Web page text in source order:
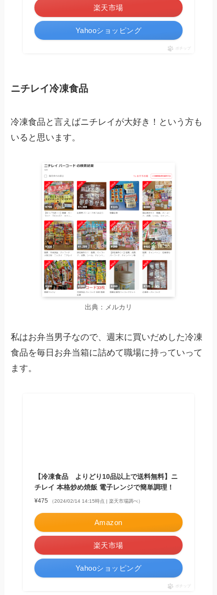
楽天市場
Yahooショッピング
ポチップ
ニチレイ冷凍食品
冷凍食品と言えばニチレイが大好き！という方も
いると思います。
出典：メルカリ
私はお弁当男子なので、週末に買いだめした冷凍
食品を毎日お弁当箱に詰めて職場に持っていって
ます。
【冷凍食品 よりどり10品以上で送料無料】ニ
チレイ 本格炒め焼飯 電子レンジで簡単調理！
¥475 （2024/02/14 14:15時点 | 楽天市場調べ）
Amazon
楽天市場
Yahooショッピング
ポチップ